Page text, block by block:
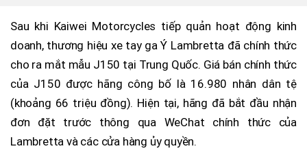
Sau khi Kaiwei Motorcycles tiếp quản hoạt động kinh
doanh, thương hiệu xe tay ga Ý Lambretta đã chính thức
cho ra mắt mẫu J150 tại Trung Quốc. Giá bán chính thức
của J150 được hãng công bố là 16.980 nhân dân tệ
(khoảng 66 triệu đồng). Hiện tại, hãng đã bắt đầu nhận
đơn đặt trước thông qua WeChat chính thức của
Lambretta và các cửa hàng ủy quyền.